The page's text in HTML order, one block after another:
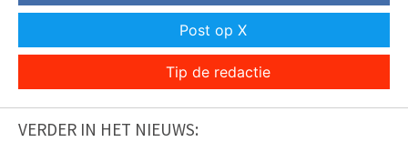
Post op X
Tip de redactie
VERDER IN HET NIEUWS: